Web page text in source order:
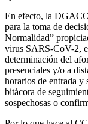
En efecto, la
para la toma de
Normalidad”
virus SARS-CoV-2,
determinación del
presenciales y/o a
horarios de entrada y
bitácora de
sospechosas o